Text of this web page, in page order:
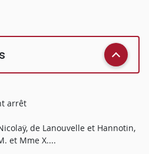
arrêt
de Lanouvelle et Hannotin,
et Mme X....